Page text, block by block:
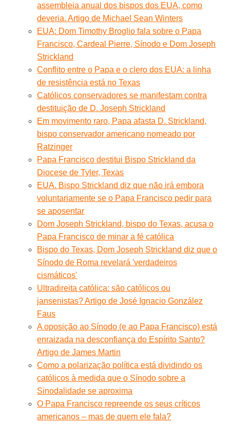
assembleia anual dos bispos dos EUA, como
deveria. Artigo de Michael Sean Winters
EUA: Dom Timothy Broglio fala sobre o Papa
Francisco, Cardeal Pierre, Sínodo e Dom Joseph
Strickland
Conflito entre o Papa e o clero dos EUA: a linha
de resistência está no Texas
Católicos conservadores se manifestam contra
destituição de D. Joseph Strickland
Em movimento raro, Papa afasta D. Strickland,
bispo conservador americano nomeado por
Ratzinger
Papa Francisco destitui Bispo Strickland da
Diocese de Tyler, Texas
EUA. Bispo Strickland diz que não irá embora
voluntariamente se o Papa Francisco pedir para
se aposentar
Dom Joseph Strickland, bispo do Texas, acusa o
Papa Francisco de minar a fé católica
Bispo do Texas, Dom Joseph Strickland diz que o
Sínodo de Roma revelará 'verdadeiros
cismáticos'
Ultradireita católica: são católicos ou
jansenistas? Artigo de José Ignacio González
Faus
A oposição ao Sínodo (e ao Papa Francisco) está
enraizada na desconfiança do Espírito Santo?
Artigo de James Martin
Como a polarização política está dividindo os
católicos à medida que o Sínodo sobre a
Sinodalidade se aproxima
O Papa Francisco repreende os seus críticos
americanos – mas de quem ele fala?